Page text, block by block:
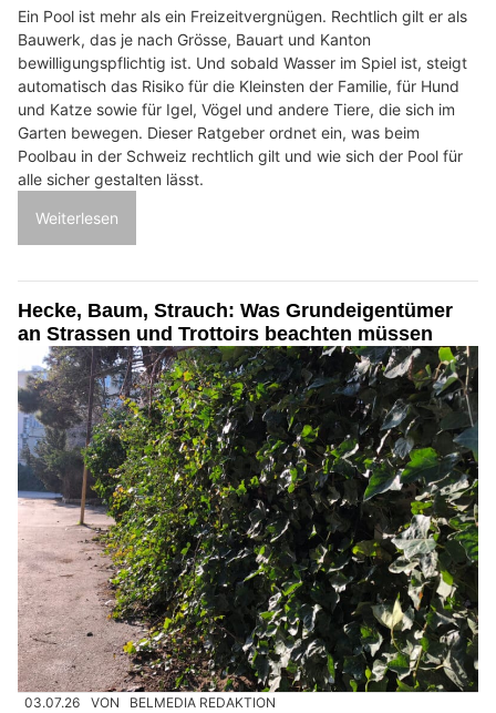
Ein Pool ist mehr als ein Freizeitvergnügen. Rechtlich gilt er als
Bauwerk, das je nach Grösse, Bauart und Kanton
bewilligungspflichtig ist. Und sobald Wasser im Spiel ist, steigt
automatisch das Risiko für die Kleinsten der Familie, für Hund
und Katze sowie für Igel, Vögel und andere Tiere, die sich im
Garten bewegen. Dieser Ratgeber ordnet ein, was beim
Poolbau in der Schweiz rechtlich gilt und wie sich der Pool für
alle sicher gestalten lässt.
Weiterlesen
Hecke, Baum, Strauch: Was Grundeigentümer
an Strassen und Trottoirs beachten müssen
03.07.26 VON BELMEDIA REDAKTION